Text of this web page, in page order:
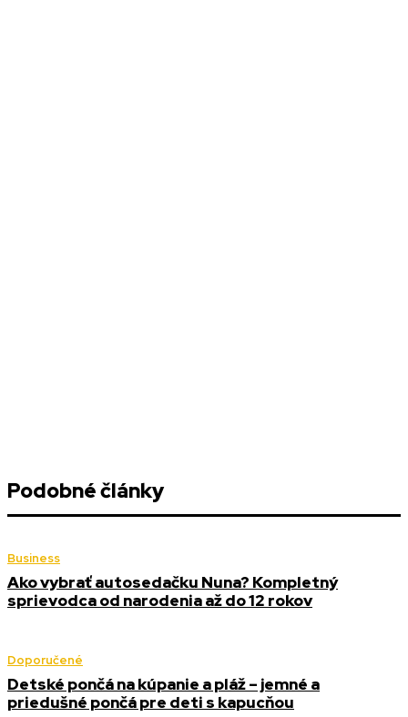
Podobné články
Business
Ako vybrať autosedačku Nuna? Kompletný
sprievodca od narodenia až do 12 rokov
Doporučené
Detské pončá na kúpanie a pláž – jemné a
priedušné pončá pre deti s kapucňou